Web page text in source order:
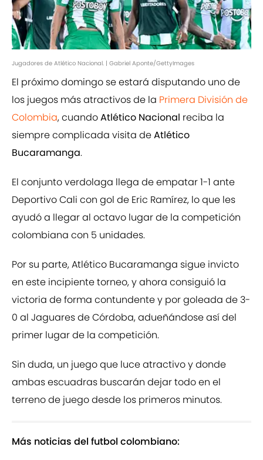
Jugadores de Atlético Nacional. | Gabriel Aponte/GettyImages
El próximo domingo se estará disputando uno de
los juegos más atractivos de la Primera División de
Colombia, cuandoAtlético Nacional reciba la
siempre complicada visita deAtlético
Bucaramanga.
El conjunto verdolaga llega de empatar 1-1 ante
Deportivo Cali con gol de Eric Ramírez, lo que les
ayudó a llegar al octavo lugar de la competición
colombiana con 5 unidades.
Por su parte, Atlético Bucaramanga sigue invicto
en este incipiente torneo, y ahora consiguió la
victoria de forma contundente y por goleada de 3-
0 al Jaguares de Córdoba, adueñándose así del
primer lugar de la competición.
Sin duda, un juego que luce atractivo y donde
ambas escuadras buscarán dejar todo en el
terreno de juego desde los primeros minutos.
Más noticias del futbol colombiano: